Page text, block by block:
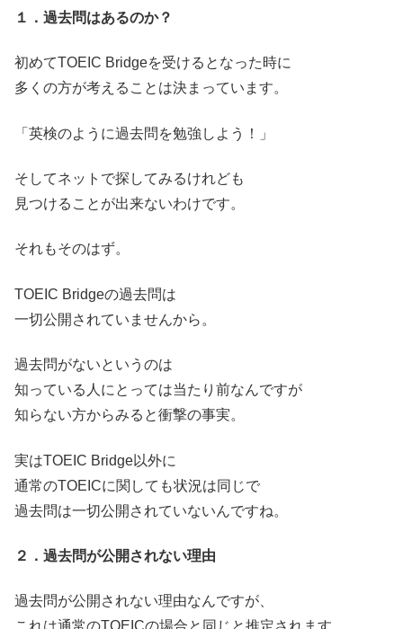
１．過去問はあるのか？
初めてTOEIC Bridgeを受けるとなった時に
多くの方が考えることは決まっています。
「英検のように過去問を勉強しよう！」
そしてネットで探してみるけれども
見つけることが出来ないわけです。
それもそのはず。
TOEIC Bridgeの過去問は
一切公開されていませんから。
過去問がないというのは
知っている人にとっては当たり前なんですが
知らない方からみると衝撃の事実。
実はTOEIC Bridge以外に
通常のTOEICに関しても状況は同じで
過去問は一切公開されていないんですね。
２．過去問が公開されない理由
過去問が公開されない理由なんですが、